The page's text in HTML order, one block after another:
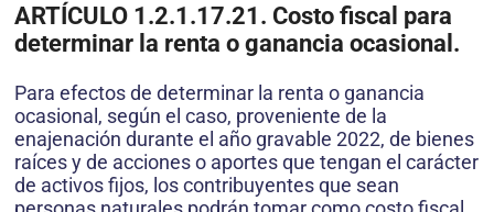
ARTÍCULO 1.2.1.17.21. Costo fiscal para
determinar la renta o ganancia ocasional.
Para efectos de determinar la renta o ganancia
ocasional, según el caso, proveniente de la
enajenación durante el año gravable 2022, de bienes
raíces y de acciones o aportes que tengan el carácter
de activos fijos, los contribuyentes que sean